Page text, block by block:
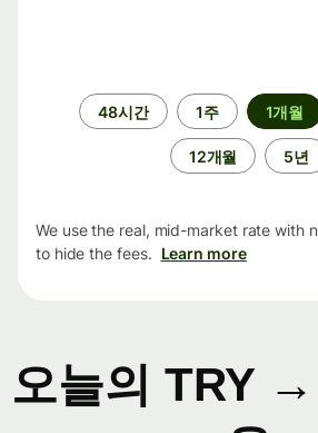
48시간 1주 1개월
12개월 5년
We use the real, mid-market rate with
to hide the fees. Learn more
오늘의 TRY